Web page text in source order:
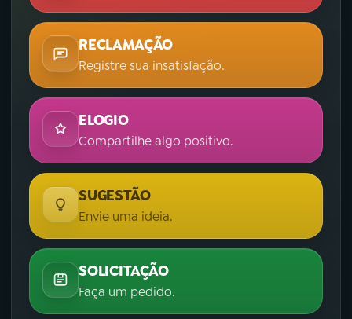
RECLAMAÇÃO
Registre sua insatisfação.
ELOGIO
Compartilhe algo positivo.
SUGESTÃO
Envie uma ideia.
SOLICITAÇÃO
Faça um pedido.